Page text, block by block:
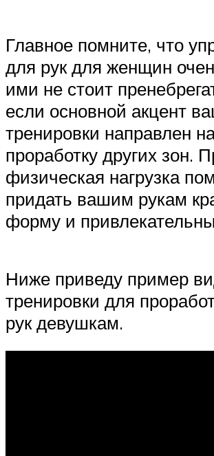
Главное помните, что
для рук для женщин
ими не стоит
если основной акцент
тренировки направлен
проработку других зон.
физическая нагрузка
придать вашим рукам
форму и
Ниже приведу пример
тренировки для
рук девушкам.